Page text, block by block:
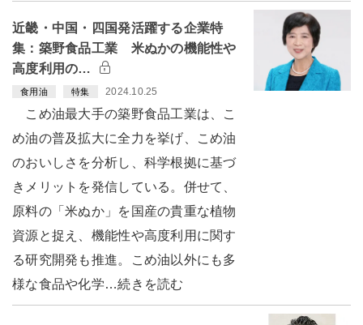
近畿・中国・四国発活躍する企業特
集：築野食品工業 米ぬかの機能性や
高度利用の…
食用油 特集 2024.10.25
こめ油最大手の築野食品工業は、こ
め油の普及拡大に全力を挙げ、こめ油
のおいしさを分析し、科学根拠に基づ
きメリットを発信している。併せて、
原料の「米ぬか」を国産の貴重な植物
資源と捉え、機能性や高度利用に関す
る研究開発も推進。こめ油以外にも多
様な食品や化学…続きを読む